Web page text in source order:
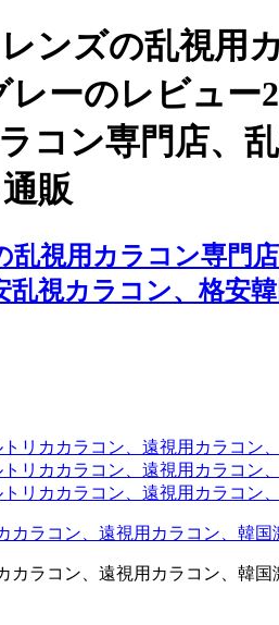
ンズの乱視用
ーのレビュー
コン専門店、
販
視用カラコン専門
視カラコン、格安
リカカラコン、遠視用カラコ
リカカラコン、遠視用カラコ
リカカラコン、遠視用カラコ
ラコン、遠視用カラコン、韓
ラコン、遠視用カラコン、韓